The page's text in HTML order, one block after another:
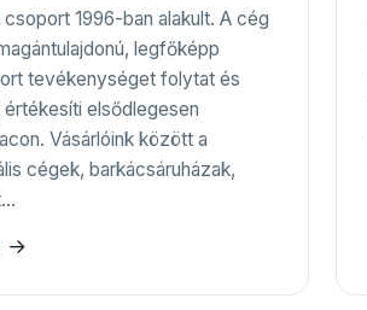
csoport 1996-ban alakult. A cég
legfőképp
tevékenységet folytat és
értékesíti elsődlegesen
Vásárlóink között a
cégek, barkácsáruházak,
→